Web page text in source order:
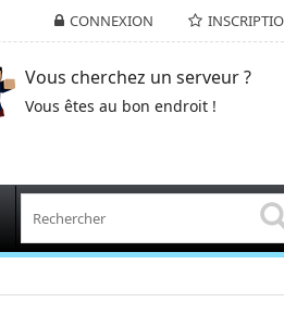
CONNEXION
Vous cherchez un serveur ?
Vous êtes au bon endroit !